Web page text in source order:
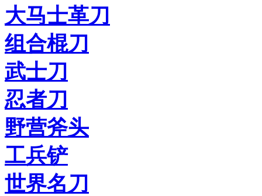
大马士革刀
组合棍刀
武士刀
忍者刀
野营斧头
工兵铲
世界名刀